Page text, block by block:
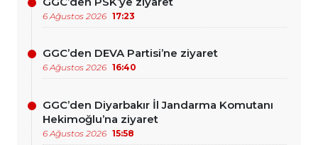
6 Ağustos 2026 17:23
GGC’den DEVA Partisi’ne ziyaret
6 Ağustos 2026 16:40
GGC’den Diyarbakır İl Jandarma Komutanı
Hekimoğlu’na ziyaret
6 Ağustos 2026 15:58